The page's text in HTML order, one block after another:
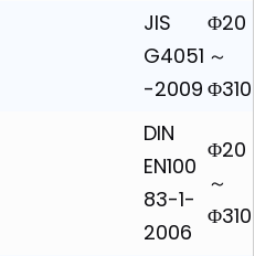
JIS
G4051
-2009
Φ20
～
Φ310
DIN
EN100
83-1-
2006
Φ20
～
Φ310